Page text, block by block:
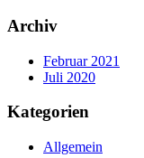
Archiv
Februar 2021
Juli 2020
Kategorien
Allgemein